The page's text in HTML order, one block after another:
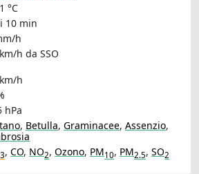
°C
10 min
h
h da SSO
h
hPa
, Betulla, Graminacee, Assenzio,
3, CO, NO2, Ozono, PM10, PM2.5, SO2